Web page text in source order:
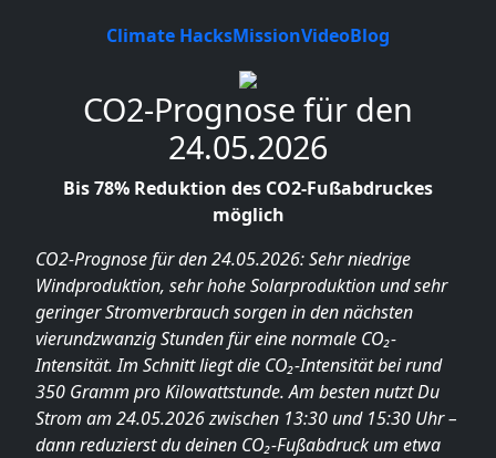
Climate HacksMissionVideoBlog
CO2-Prognose für den
24.05.2026
Bis 78% Reduktion des CO2-Fußabdruckes
möglich
CO2-Prognose für den 24.05.2026: Sehr niedrige
Windproduktion, sehr hohe Solarproduktion und sehr
geringer Stromverbrauch sorgen in den nächsten
vierundzwanzig Stunden für eine normale CO₂-
Intensität. Im Schnitt liegt die CO₂-Intensität bei rund
350 Gramm pro Kilowattstunde. Am besten nutzt Du
Strom am 24.05.2026 zwischen 13:30 und 15:30 Uhr –
dann reduzierst du deinen CO₂-Fußabdruck um etwa